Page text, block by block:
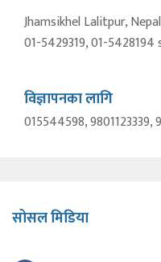
Jhamsikhel Lalitpur, Nepal
01-5429319, 01-
विज्ञापनका लागि
015544598, 9801123339,
सोसल मिडिया